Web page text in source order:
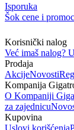
Isporuka
Šok cene i
Korisnički nalog
Već imaš nalog?
Prodaja
AkcijeNovosti
Kompanija
O Kompaniji
za zajednicu
Kupovina
Uslovi korišćenja